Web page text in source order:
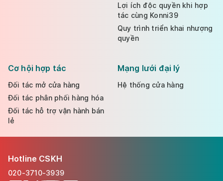
Lợi ích độc quyền khi hợp
tác cùng Konni39
Quy trình triển khai nhượng
quyền
Cơ hội hợp tác
Đối tác mở cửa hàng
Đối tác phân phối hàng hóa
Đối tác hỗ trợ vận hành bán
lẻ
Mạng lưới đại lý
Hệ thống cửa hàng
Hotline CSKH
020-3710-3939